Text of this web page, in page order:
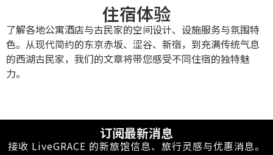
住宿体验
了解各地公寓酒店与古民家的空间设计、设施服务与氛围特
色。从现代简约的东京赤坂、涩谷、新宿，到充满传统气息
的西湖古民家，我们的文章将带您感受不同住宿的独特魅
力。
订阅最新消息
接收 LiveGRACE 的新旅馆信息、旅行灵感与优惠消息。